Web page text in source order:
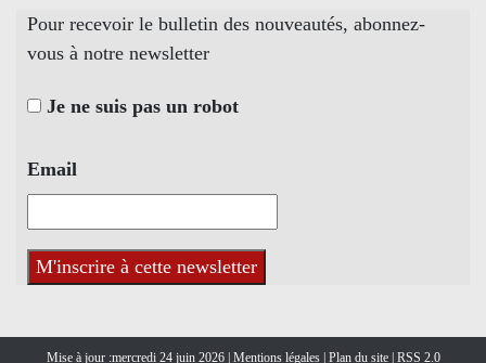
Pour recevoir le bulletin des nouveautés, abonnez-
vous à notre newsletter
Je ne suis pas un robot
Email
Mise à jour :mercredi 24 juin 2026 | Mentions légales | Plan du site |RSS 2.0